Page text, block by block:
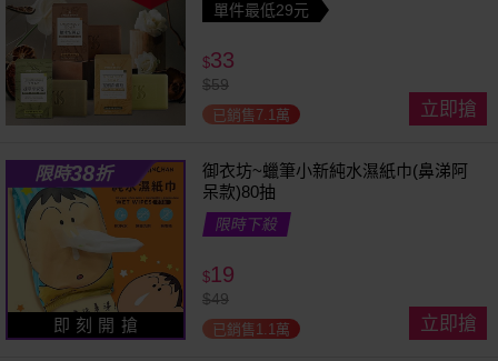
單件最低29元
$33
$59
已銷售7.1萬 立即搶
限時38折
即 刻 開 搶
御衣坊~蠟筆小新純水濕紙巾(鼻涕阿
呆款)80抽
限時下殺
$19
$49
已銷售1.1萬 立即搶